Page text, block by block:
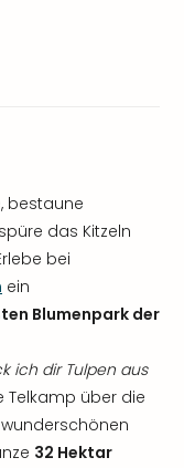
bestaune
das Kitzeln
bei
ein
Blumenpark der
ich dir Tulpen aus
Telkamp über die
32 Hektar